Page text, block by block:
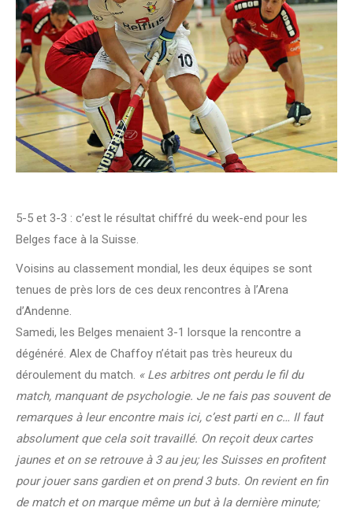
5-5 et 3-3 : c’est le résultat chiffré du week-end pour les
Belges face à la Suisse.
Voisins au classement mondial, les deux équipes se sont
tenues de près lors de ces deux rencontres à l’Arena
d’Andenne.
Samedi, les Belges menaient 3-1 lorsque la rencontre a
dégénéré. Alex de Chaffoy n’était pas très heureux du
déroulement du match. « Les arbitres ont perdu le fil du
match, manquant de psychologie. Je ne fais pas souvent de
remarques à leur encontre mais ici, c’est parti en c… Il faut
absolument que cela soit travaillé. On reçoit deux cartes
jaunes et on se retrouve à 3 au jeu; les Suisses en profitent
pour jouer sans gardien et on prend 3 buts. On revient en fin
de match et on marque même un but à la dernière minute;